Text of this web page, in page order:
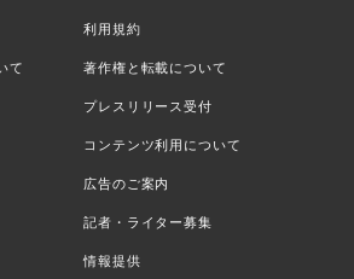
利用規約
て 著作権と転載について
プレスリリース受付
コンテンツ利用について
広告のご案内
記者・ライター募集
情報提供